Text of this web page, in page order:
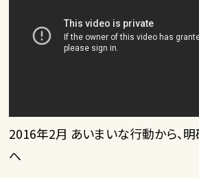
2016年2月 あいまいな行動から、
へ